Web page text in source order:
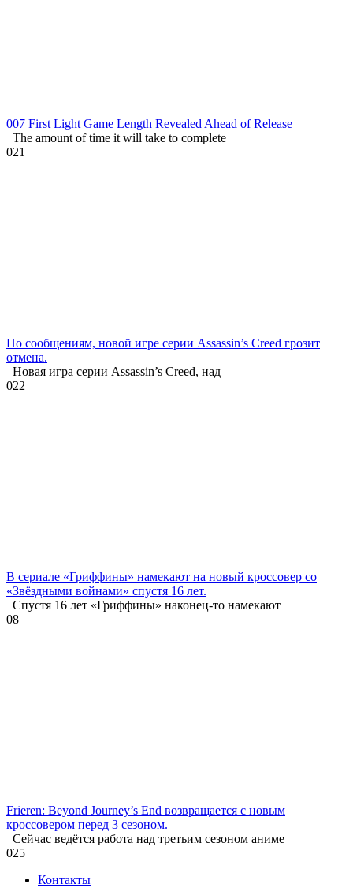
007 First Light Game Length Revealed Ahead of Release
The amount of time it will take to complete
021
По сообщениям, новой игре серии Assassin’s Creed грозит
отмена.
Новая игра серии Assassin’s Creed, над
022
В сериале «Гриффины» намекают на новый кроссовер со
«Звёздными войнами» спустя 16 лет.
Спустя 16 лет «Гриффины» наконец-то намекают
08
Frieren: Beyond Journey’s End возвращается с новым
кроссовером перед 3 сезоном.
Сейчас ведётся работа над третьим сезоном аниме
025
Контакты